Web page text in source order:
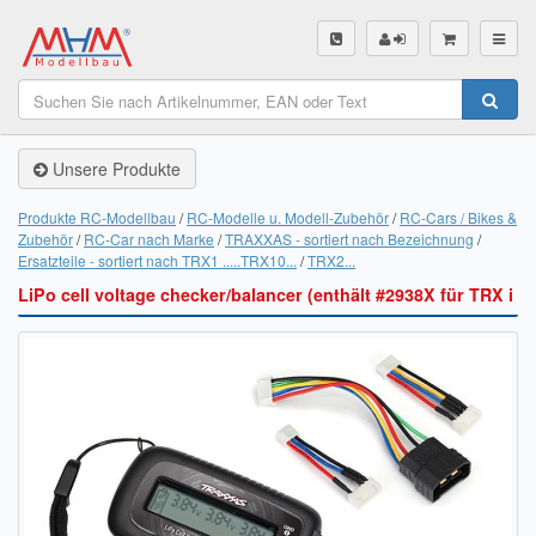
SHOP
Unsere Produkte
Servo Finder
BL-Motor Finder
Luftschrauben Finder
Sendungsverfolgung DHL
Unsere Produkte
Produkte RC-Modellbau RC-Modelle u. Modell-Zubehör RC-Cars / Bikes &
Zubehör RC-Car nach Marke TRAXXAS - sortiert nach Bezeichnung
Ersatzteile - sortiert nach TRX1 .....TRX10... TRX2...
LiPo cell voltage checker/balancer (enthält #2938X für TRX i